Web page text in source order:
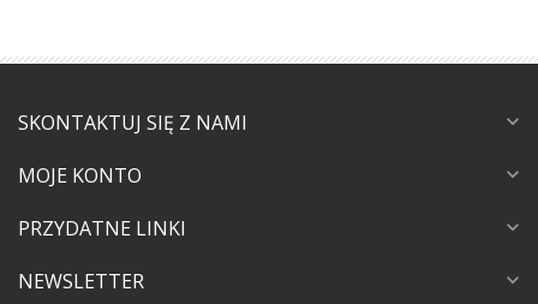
SKONTAKTUJ SIĘ Z NAMI expand_more
MOJE KONTO expand_more
PRZYDATNE LINKI expand_more
NEWSLETTER expand_more